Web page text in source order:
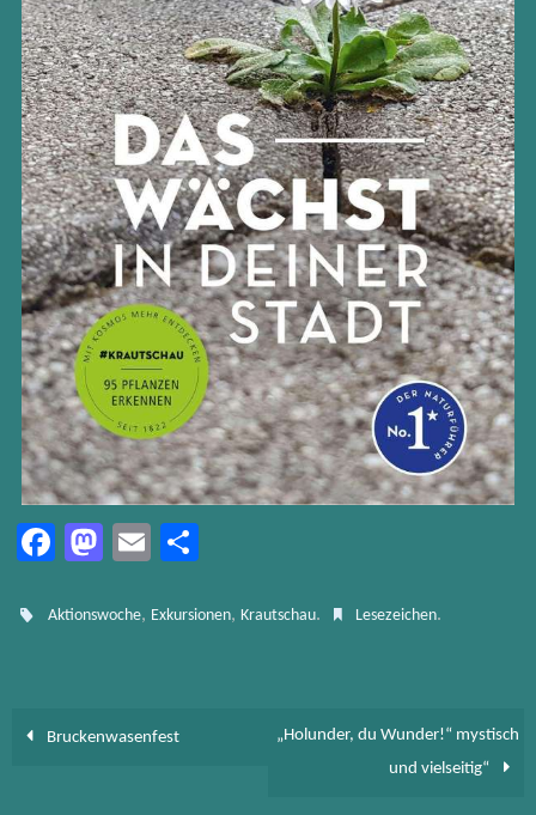
Fa
b
M
to
n
E
ail n
Aktionswoche, Exkursionen,Krautschau. Lesezeichen.
Bruckenwasenfest
„Holunder, du Wunder!“ mystisch
und vielseitig“